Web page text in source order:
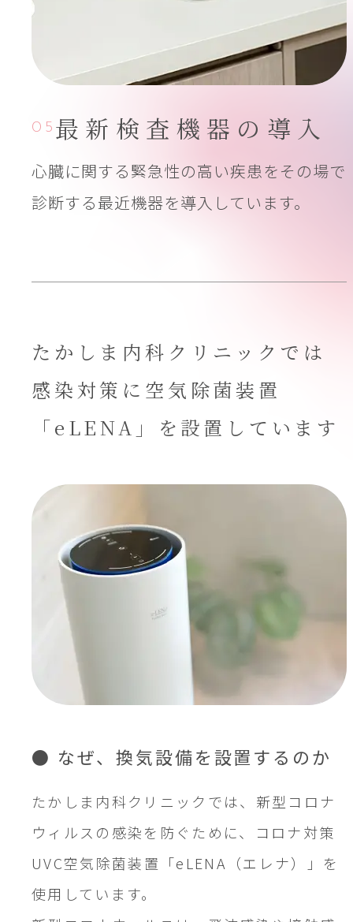
05 最新検査機器 の導入
心臓に関する緊急性の高い疾患をその場で
診断する最近機器を導入しています。
たかしま内科クリニックでは
感染対策に空気除菌装置
「eLENA」を設置しています
● なぜ、換気設備を設置するのか
たかしま内科クリニックでは、新型コロナ
ウィルスの感染を防ぐために、コロナ対策
UVC空気除菌装置「eLENA（エレナ）」を
使用しています。